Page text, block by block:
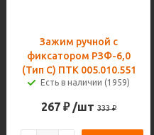
Зажим ручной с
фиксатором РЗФ-6,0
(Тип С) ПТК 005.010.551
Есть в наличии (1959)
267 ₽ /шт 333₽